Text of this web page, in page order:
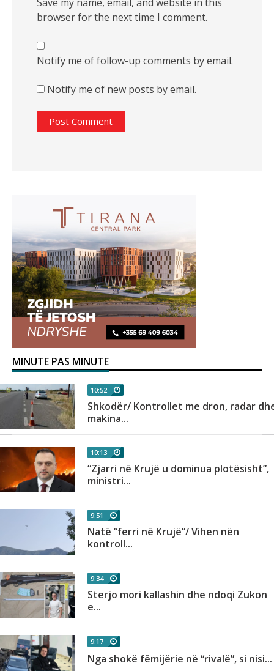
browser for the next time I comment.
Notify me of follow-up comments by email.
Notify me of new posts by email.
MINUTE PAS MINUTE
10:52
Shkodër/ Kontrollet me dron, radar
makina...
10:13
“Zjarri në Krujë u dominua plotësisht”,
ministri...
9:51
Natë “ferri në Krujë”/ Vihen nën
kontroll...
9:34
Sterjo mori kallashin dhe ndoqi Zukon
e...
9:17
Nga shokë fëmijërie në “rivalë”, si nisi...